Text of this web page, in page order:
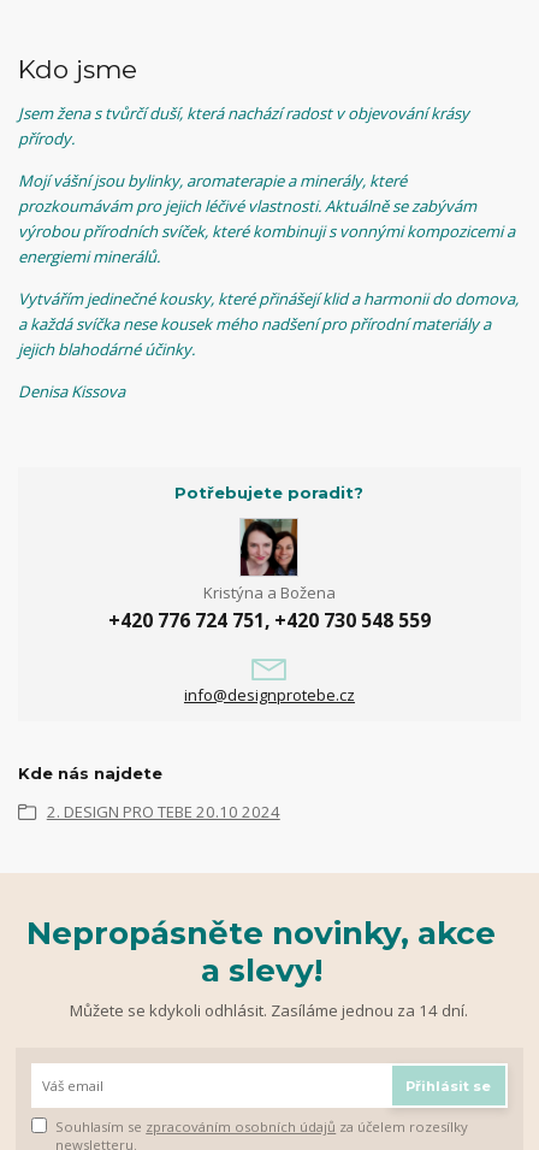
Kdo jsme
Jsem žena s tvůrčí duší, která nachází radost v objevování krásy
přírody.
Mojí vášní jsou bylinky, aromaterapie a minerály, které
prozkoumávám pro jejich léčivé vlastnosti. Aktuálně se zabývám
výrobou přírodních svíček, které kombinuji s vonnými kompozicemi a
energiemi minerálů.
Vytvářím jedinečné kousky, které přinášejí klid a harmonii do domova,
a každá svíčka nese kousek mého nadšení pro přírodní materiály a
jejich blahodárné účinky.
Denisa Kissova
Potřebujete poradit?
Kristýna a Božena
+420 776 724 751, +420 730 548 559
info@designprotebe.cz
Kde nás najdete
2. DESIGN PRO TEBE 20.10 2024
Nepropásněte novinky, akce
a slevy!
Můžete se kdykoli odhlásit. Zasíláme jednou za 14 dní.
Přihlásit se
Souhlasím se zpracováním osobních údajů za účelem rozesílky
newsletteru.